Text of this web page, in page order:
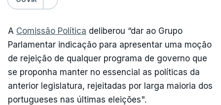
A Comissão Política deliberou “dar ao Grupo
Parlamentar indicação para apresentar uma moção
de rejeição de qualquer programa de governo que
se proponha manter no essencial as políticas da
anterior legislatura, rejeitadas por larga maioria dos
portugueses nas últimas eleições".